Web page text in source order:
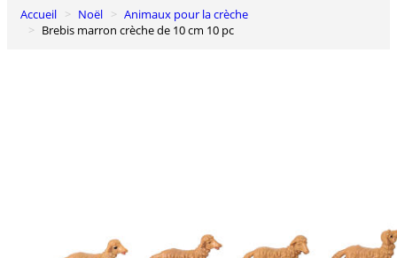
0
Panier
Accueil Noël
Animaux pour la crèche
Brebis marron crèche de 10 cm 10 pc